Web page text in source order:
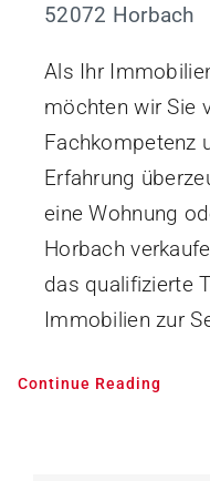
52072 Horbach
Als Ihr
möchten wir Sie
Fachkompetenz
Erfahrung
eine Wohnung
Horbach
das qualifizierte
Immobilien zur
Continue Reading